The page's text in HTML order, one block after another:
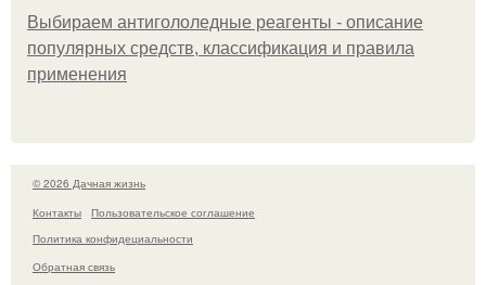
Выбираем антигололедные реагенты - описание
популярных средств, классификация и правила
применения
© 2026 Дачная жизнь
Контакты
Пользовательское соглашение
Политика конфидециальности
Обратная связь